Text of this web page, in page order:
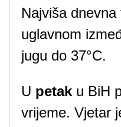
Najviša
uglavnom
jugu do 37°C.
U petak u BiH
vrijeme. Vjetar